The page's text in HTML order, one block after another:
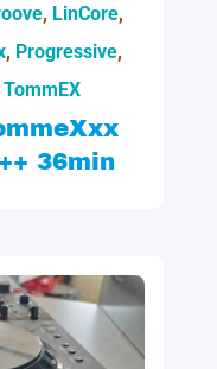
, LinCore,
, Progressive,
TommEX
36min